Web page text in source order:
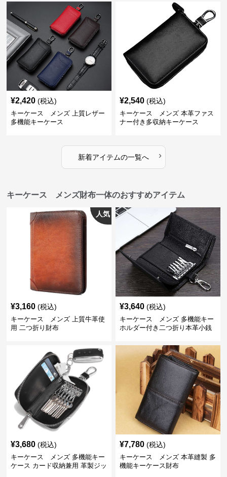
¥2,420 (税込)
キーケース メンズ 上質レザー
多機能キーケース
¥2,540 (税込)
キーケース メンズ 本革ファス
ナー付き多収納キーケース
新着アイテムの一覧へ ›
キーケース メンズ財布一体のおすすめアイテム
人気
¥3,160 (税込)
キーケース メンズ 上質牛革使
用 二つ折り財布
¥3,640 (税込)
キーケース メンズ 多機能キー
ホルダー付き二つ折り本革小銭
¥3,680 (税込)
キーケース メンズ 多機能キー
ケース カード収納兼用 革製ジッ
¥7,780 (税込)
キーケース メンズ 本革縫製 多
機能キーケース財布